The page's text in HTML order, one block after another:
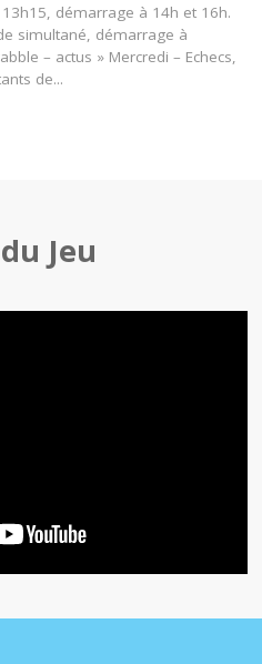
démarrage à 14h et 16h.
simultané, démarrage à
– actus » Mercredi – Echecs,
de...
Jeu